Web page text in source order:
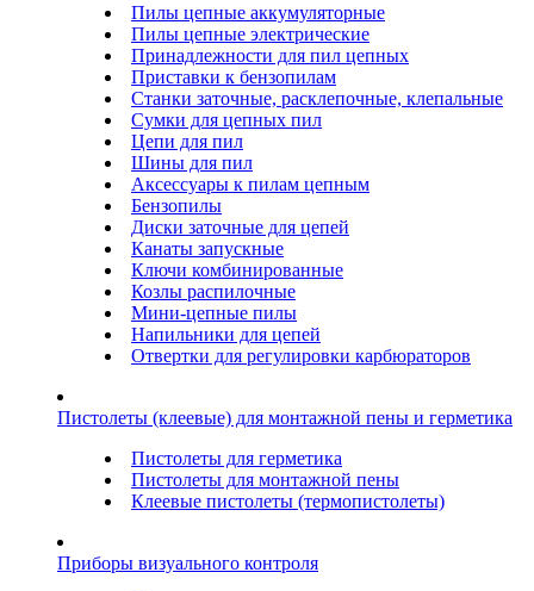
Пилы цепные аккумуляторные
Пилы цепные электрические
Принадлежности для пил цепных
Приставки к бензопилам
Станки заточные, расклепочные, клепальные
Сумки для цепных пил
Цепи для пил
Шины для пил
Аксессуары к пилам цепным
Бензопилы
Диски заточные для цепей
Канаты запускные
Ключи комбинированные
Козлы распилочные
Мини-цепные пилы
Напильники для цепей
Отвертки для регулировки карбюраторов
Пистолеты (клеевые) для монтажной пены и герметика
Пистолеты для герметика
Пистолеты для монтажной пены
Клеевые пистолеты (термопистолеты)
Приборы визуального контроля